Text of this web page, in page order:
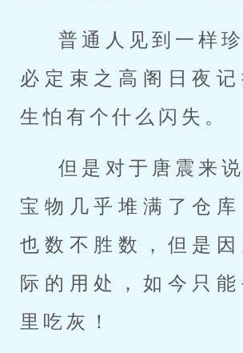
普通人见到一样
必定束之高阁日夜记
生怕有个什么闪失。
但是对于唐震来
宝物几乎堆满了仓库
也数不胜数，但是因
际的用处，如今只
里吃灰！